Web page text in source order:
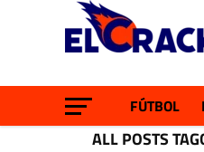
FÚTBOL
ALL POSTS